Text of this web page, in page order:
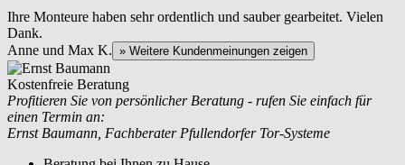
Ihre Monteure haben sehr ordentlich und sauber gearbeitet. Vielen
Dank.
Anne und Max K. » Weitere Kundenmeinungen zeigen
Kostenfreie Beratung
Profitieren Sie von persönlicher Beratung - rufen Sie einfach für
einen Termin an:
Ernst Baumann, Fachberater Pfullendorfer Tor-Systeme